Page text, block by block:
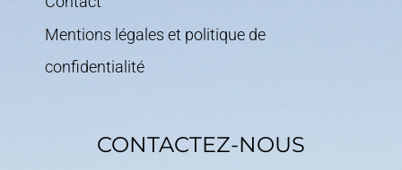
Mentions légales et politique de
confidentialité
CONTACTEZ-NOUS